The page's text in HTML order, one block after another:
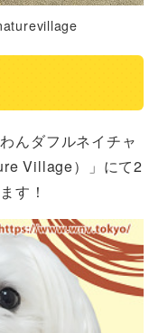
んダフルネイチャ
Village）」にて2
す！